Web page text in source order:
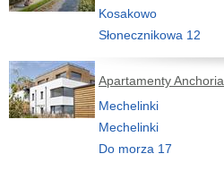
Kosakowo
Słonecznikowa 12
Apartamenty Anchoria
Mechelinki
Mechelinki
Do morza 17